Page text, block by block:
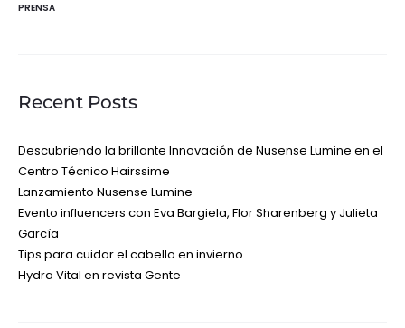
PRENSA
Recent Posts
Descubriendo la brillante Innovación de Nusense Lumine en el
Centro Técnico Hairssime
Lanzamiento Nusense Lumine
Evento influencers con Eva Bargiela, Flor Sharenberg y Julieta
García
Tips para cuidar el cabello en invierno
Hydra Vital en revista Gente